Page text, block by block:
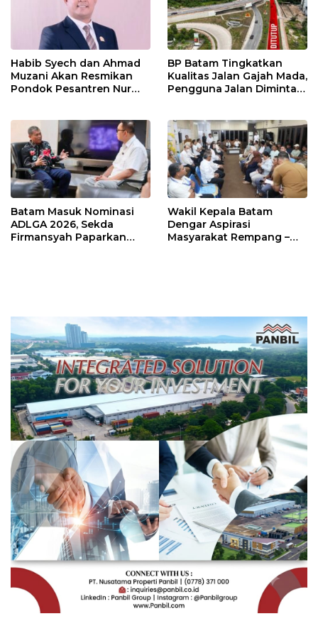
Habib Syech dan Ahmad
Muzani Akan Resmikan
Pondok Pesantren Nur
BP Batam Tingkatkan
Kualitas Jalan Gajah Mada,
Pengguna Jalan Diminta
Batam Masuk Nominasi
ADLGA 2026, Sekda
Firmansyah Paparkan
Wakil Kepala Batam
Dengar Aspirasi
Masyarakat Rempang –